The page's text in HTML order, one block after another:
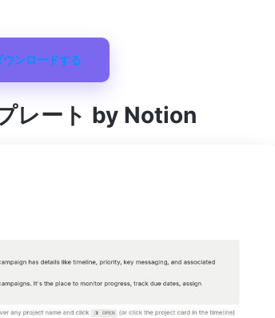
ンロードする
レート by Notion